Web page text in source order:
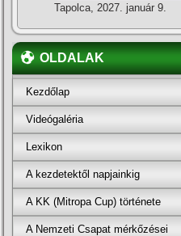
Tapolca, 2027. január 9.
OLDALAK
Kezdőlap
Videógaléria
Lexikon
A kezdetektől napjainkig
A KK (Mitropa Cup) története
A Nemzeti Csapat mérkőzései